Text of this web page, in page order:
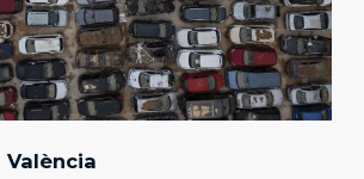
València